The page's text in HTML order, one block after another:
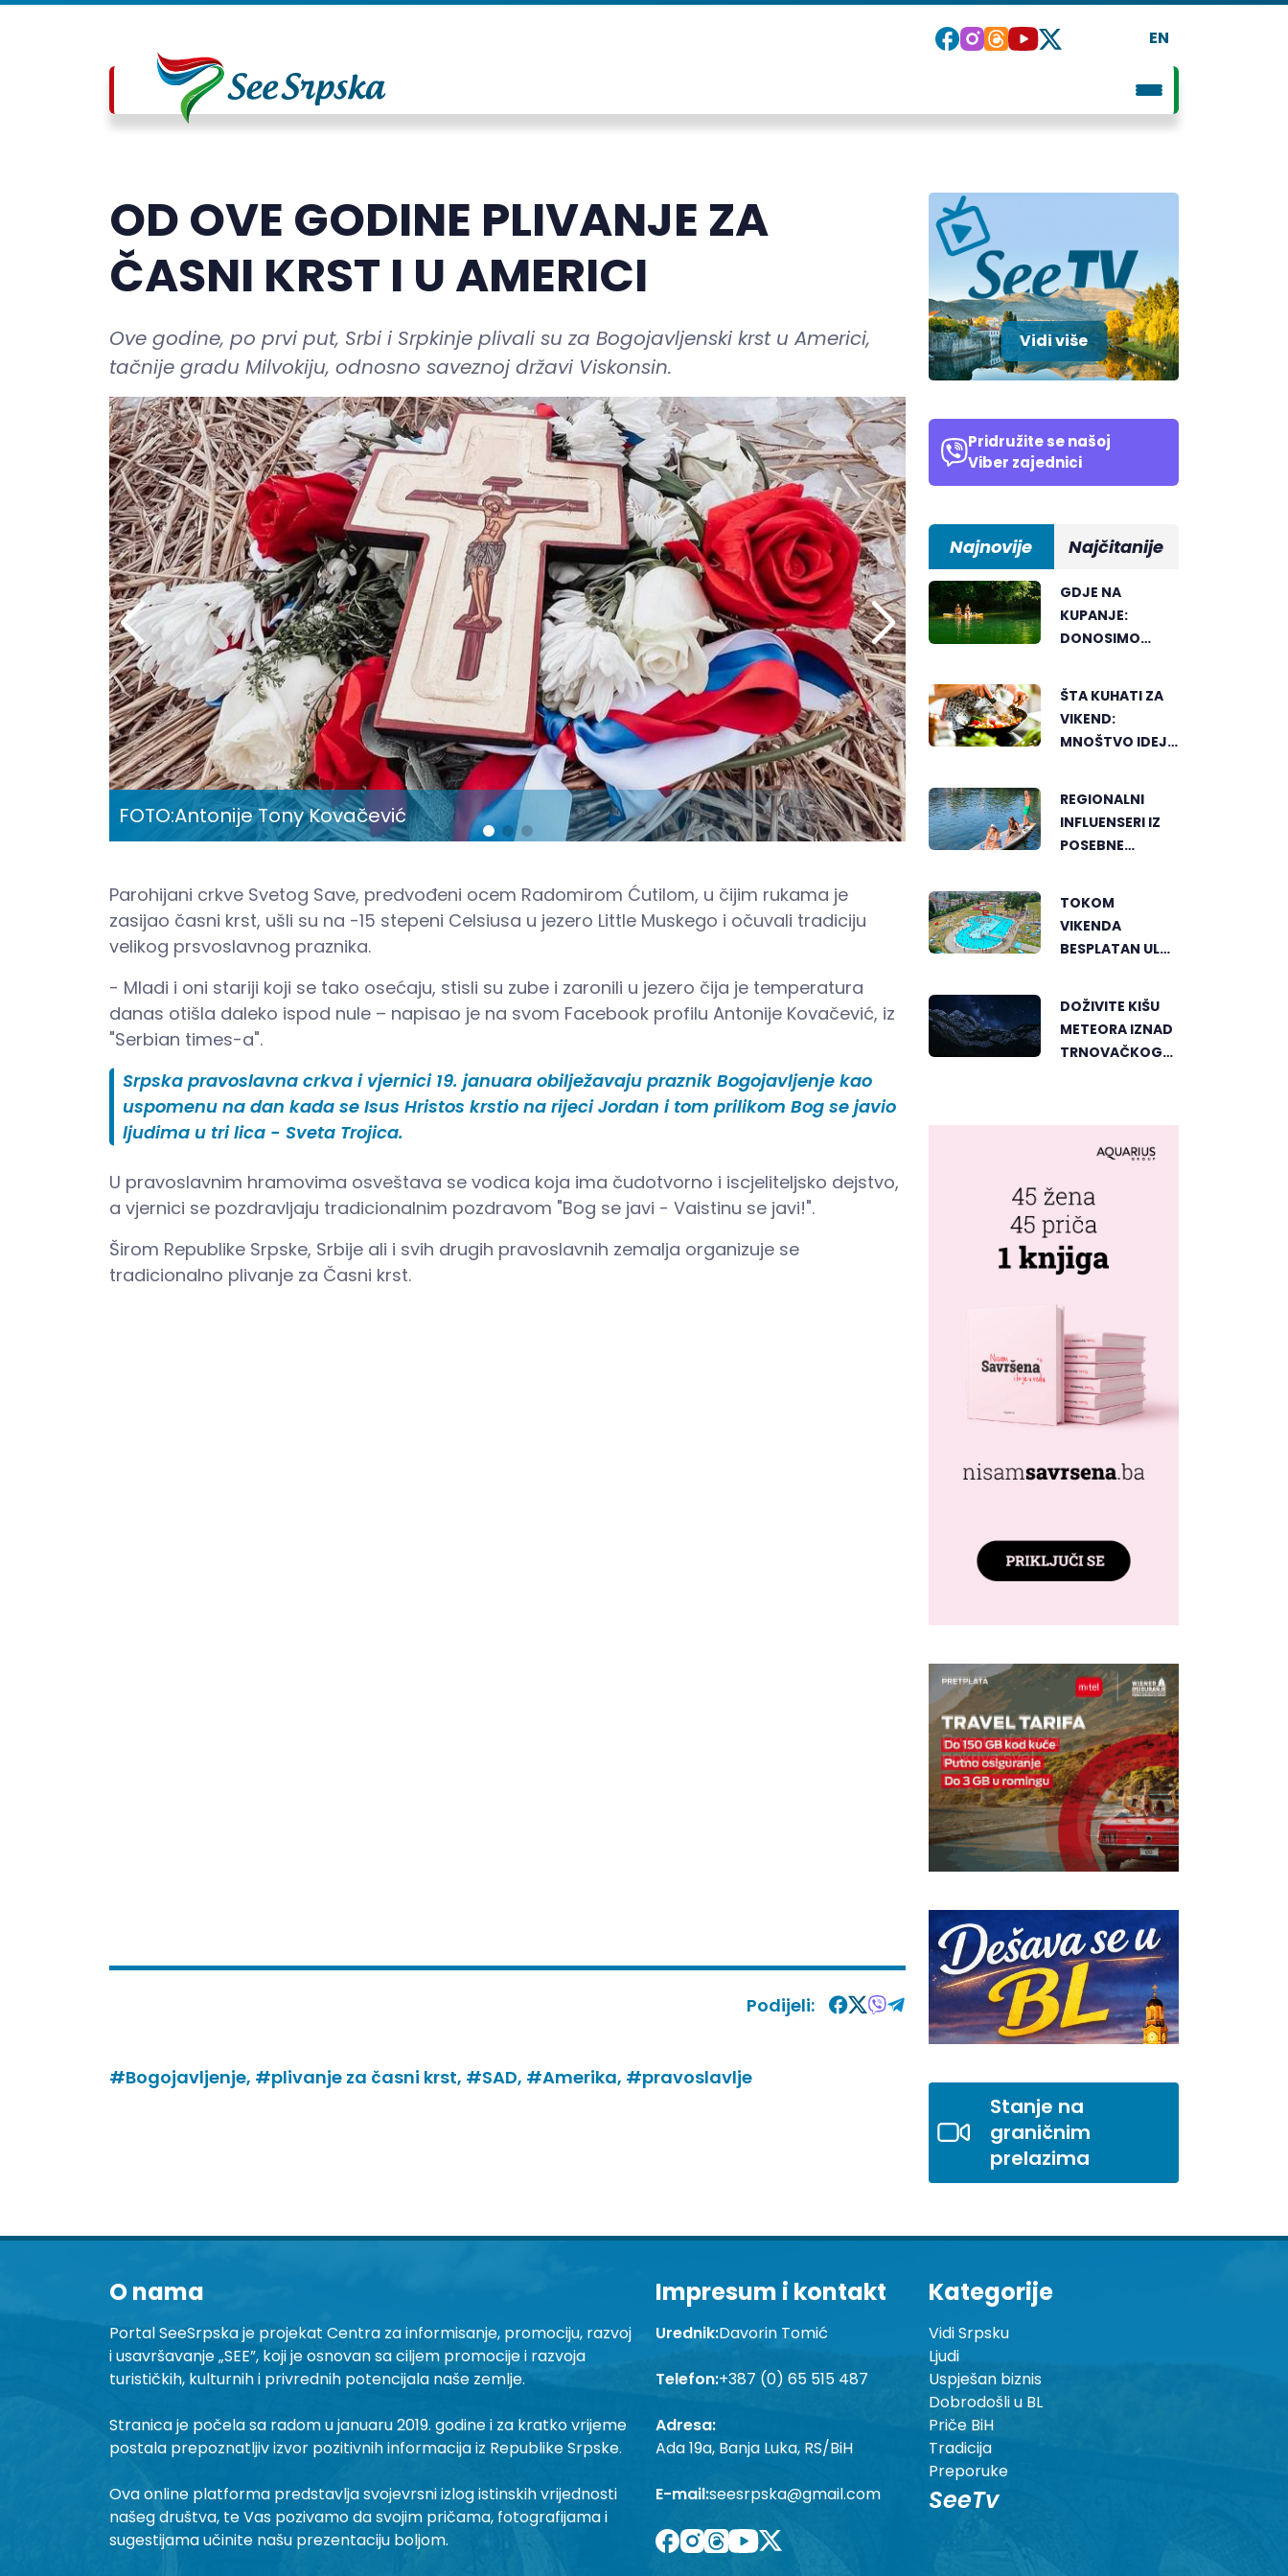
EN
OD OVE GODINE PLIVANJE ZA
ČASNI KRST I U AMERICI
Ove godine, po prvi put, Srbi i Srpkinje plivali su za Bogojavljenski krst u Americi,
tačnije gradu Milvokiju, odnosno saveznoj državi Viskonsin.
Parohijani crkve Svetog Save, predvođeni ocem Radomirom Ćutilom, u čijim rukama je
zasijao časni krst, ušli su na -15 stepeni Celsiusa u jezero Little Muskego i očuvali tradiciju
velikog prsvoslavnog praznika.
- Mladi i oni stariji koji se tako osećaju, stisli su zube i zaronili u jezero čija je temperatura
danas otišla daleko ispod nule – napisao je na svom Facebook profilu Antonije Kovačević, iz
"Serbian times-a".
Srpska pravoslavna crkva i vjernici 19. januara obilježavaju praznik Bogojavljenje kao
uspomenu na dan kada se Isus Hristos krstio na rijeci Jordan i tom prilikom Bog se javio
ljudima u tri lica - Sveta Trojica.
U pravoslavnim hramovima osveštava se vodica koja ima čudotvorno i iscjeliteljsko dejstvo,
a vjernici se pozdravljaju tradicionalnim pozdravom "Bog se javi - Vaistinu se javi!".
Širom Republike Srpske, Srbije ali i svih drugih pravoslavnih zemalja organizuje se
tradicionalno plivanje za Časni krst.
Podijeli:
#Bogojavljenje, #plivanje za časni krst, #SAD, #Amerika, #pravoslavlje
Vidi više
Pridružite se našoj
Viber zajednici
Najnovije Najčitanije
GDJE NA
KUPANJE:
DONOSIMO
BANJALUČKIH
MJESTA ZA
OSVJEŽENJE
TEKOM LJETNIH
ŠTA KUHATI ZA
VIKEND:
MNOŠTVO IDEJA
RUČAK
REGIONALNI
INFLUENSERI IZ
POSEBNE
BANJALUKU
TOKOM
VIKENDA
BESPLATAN ULAZ
DOŽIVITE KIŠU
METEORA IZNAD
TRNOVAČKOG
Stanje na
graničnim
prelazima
O nama
Portal SeeSrpska je projekat Centra za informisanje, promociju, razvoj
i usavršavanje „SEE”, koji je osnovan sa ciljem promocije i razvoja
turističkih, kulturnih i privrednih potencijala naše zemlje.
Stranica je počela sa radom u januaru 2019. godine i za kratko vrijeme
postala prepoznatljiv izvor pozitivnih informacija iz Republike Srpske.
Ova online platforma predstavlja svojevrsni izlog istinskih vrijednosti
našeg društva, te Vas pozivamo da svojim pričama, fotografijama i
sugestijama učinite našu prezentaciju boljom.
Impresum i kontakt
Urednik:Davorin Tomić
Telefon:+387 (0) 65 515 487
Adresa:
Ada 19a, Banja Luka, RS/BiH
E-mail:seesrpska@gmail.com
Kategorije
Vidi Srpsku
Ljudi
Uspješan biznis
Dobrodošli u BL
Priče BiH
Tradicija
Preporuke
SeeTv